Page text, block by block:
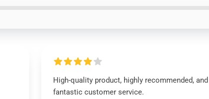
High-quality product, highly recommended, and
fantastic customer service.